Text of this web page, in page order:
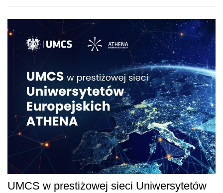
UMCS w prestiżowej sieci Uniwersytetów